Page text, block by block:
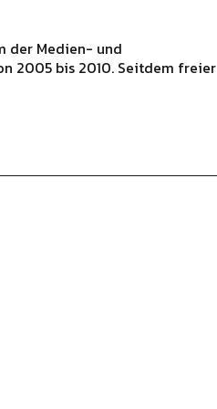
der Medien- und
2005 bis 2010. Seitdem freier